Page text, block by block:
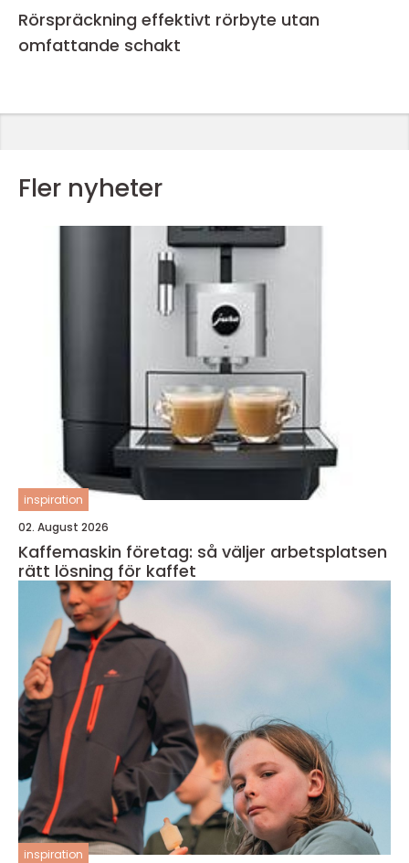
Rörspräckning effektivt rörbyte utan
omfattande schakt
Fler nyheter
inspiration
02. August 2026
Kaffemaskin företag: så väljer arbetsplatsen
rätt lösning för kaffet
inspiration